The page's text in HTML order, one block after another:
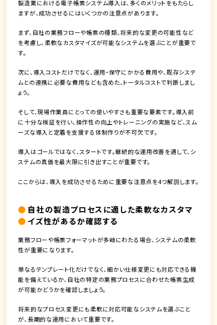
製造業における電子帳票システム導入は、多くのメリットをもたらし
ますが、成功させるにはいくつかの注意点があります。
まず、自社の業務フローや帳票の種類、将来的な変更の可能性など
を考慮し、柔軟なカスタマイズが可能なシステムを選ぶことが重要で
す。
次に、導入コストだけでなく、運用・保守にかかる費用や、既存システ
ムとの連携に必要な費用なども含めた、トータルコストで判断しまし
ょう。
そして、現場作業員にとっての使いやすさも重要な要素です。導入前
に十分な検証を行い、操作性の向上やトレーニングの実施など、スム
ーズな導入と定着を支援する体制作りが不可欠です。
導入はゴールではなく、スタートです。継続的な運用改善を通して、シ
ステムの真価を最大限に引き出すことが重要です。
ここからは、導入を成功させるために重要な注意点を4つ解説します。
自社の製造プロセスに適した柔軟なカスタマ
イズ性があるか確認する
業務フローや帳票フォーマットが多岐にわたる場合、システムの柔軟
性が重要になります。
単なるテンプレート化だけでなく、細かい仕様変更にも対応できる機
能を備えているか、自社の特定の業務プロセスに合わせた帳票生成
が可能かどうかを確認しましょう。
将来的なプロセス変更にも柔軟に対応可能なシステムを選ぶこと
が、長期的な運用において重要です。